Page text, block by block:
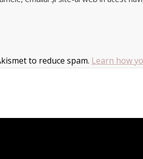
to reduce spam. Learn how